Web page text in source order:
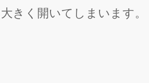
きく開いてしまいます。